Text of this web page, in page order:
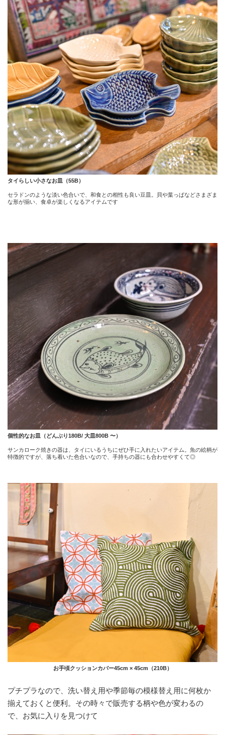
タイらしい小さなお皿（55B）
セラドンのような淡い色合いで、和食との相性も良い豆皿。貝や葉っぱなどさまざま
な形が揃い、食卓が楽しくなるアイテムです
個性的なお皿（どんぶり180B/ 大皿800B 〜）
サンカローク焼きの器は、タイにいるうちにぜひ手に入れたいアイテム。魚の絵柄が
特徴的ですが、落ち着いた色合いなので、手持ちの器にも合わせやすくて◎
お手頃クッションカバー45cm × 45cm（210B）
プチプラなので、洗い替え用や季節毎の模様替え用に何枚か
揃えておくと便利。その時々で販売する柄や色が変わるの
で、お気に入りを見つけて